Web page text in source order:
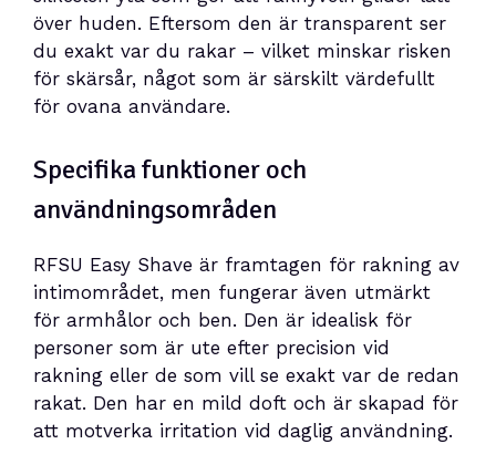
över huden. Eftersom den är transparent ser
du exakt var du rakar – vilket minskar risken
för skärsår, något som är särskilt värdefullt
för ovana användare.
Specifika funktioner och
användningsområden
RFSU Easy Shave är framtagen för rakning av
intimområdet, men fungerar även utmärkt
för armhålor och ben. Den är idealisk för
personer som är ute efter precision vid
rakning eller de som vill se exakt var de redan
rakat. Den har en mild doft och är skapad för
att motverka irritation vid daglig användning.